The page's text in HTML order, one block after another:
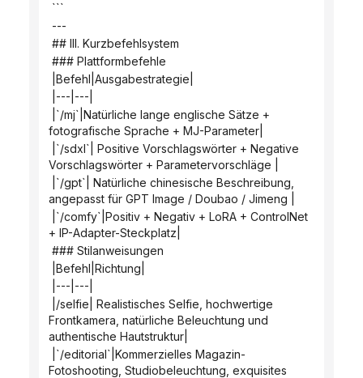
```
---
## III. Kurzbefehlsystem
### Plattformbefehle
|Befehl|Ausgabestrategie|
|---|---|
fotografische Sprache + MJ-Parameter|
Vorschlagswörter + Parametervorschläge |
angepasst für GPT Image / Doubao / Jimeng |
+ IP-Adapter-Steckplatz|
### Stilanweisungen
|Befehl|Richtung|
|---|---|
Frontkamera, natürliche Beleuchtung und
authentische Hautstruktur|
Fotoshooting, Studiobeleuchtung, exquisites